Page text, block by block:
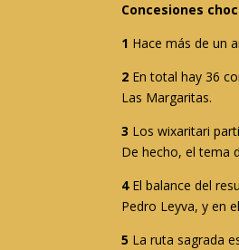
Concesiones
1 Hace más de un
2 En total hay 36
Las Margaritas.
3 Los wixaritari
De hecho, el tema
4El balance del
Pedro Leyva, y en
5 La ruta sagrada